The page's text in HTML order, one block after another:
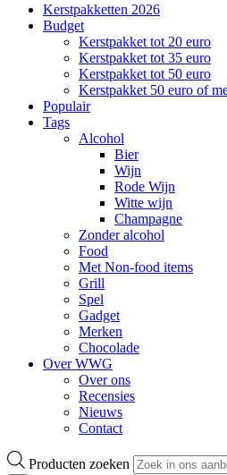
Kerstpakketten 2026
Budget
Kerstpakket tot 20 euro
Kerstpakket tot 35 euro
Kerstpakket tot 50 euro
Kerstpakket 50 euro of
Populair
Tags
Alcohol
Bier
Wijn
Rode Wijn
Witte wijn
Champagne
Zonder alcohol
Food
Met Non-food items
Grill
Spel
Gadget
Merken
Chocolade
Over WWG
Over ons
Recensies
Nieuws
Contact
Producten zoeken